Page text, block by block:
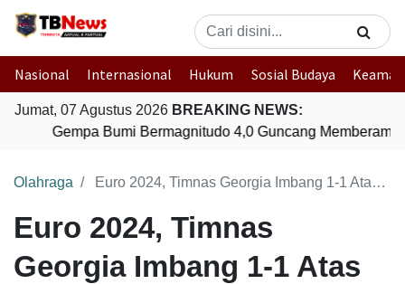
Nasional Internasional Hukum Sosial Budaya
Jumat, 07 Agustus 2026 BREAKING NEWS:
Gempa Bumi Bermagnitudo 4,0 Guncang Memberamo
Olahraga Euro 2024, Timnas Georgia Imbang 1-1 Atas Timnas Republik Ceko
Euro 2024, Timnas
Georgia Imbang 1-1 Atas